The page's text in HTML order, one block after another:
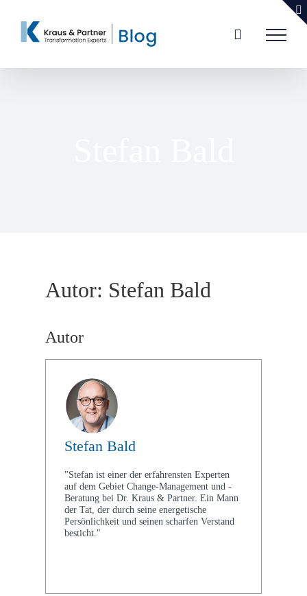
Inhalt
Autor: Stefan Bald
Autor
Stefan Bald
"Stefan ist einer der erfahrensten Experten
auf dem Gebiet Change-Management und -
Beratung bei Dr. Kraus & Partner. Ein Mann
der Tat, der durch seine energetische
Persönlichkeit und seinen scharfen Verstand
besticht."